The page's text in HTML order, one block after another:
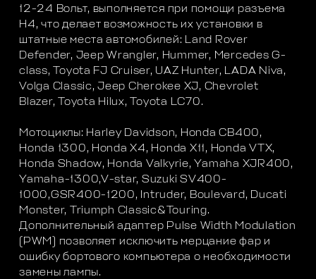
12-24 Вольт, выполняется при помощи разъема
H4, что делает возможность их установки в
штатные места автомобилей: Land Rover
Defender, Jeep Wrangler, Hummer, Mercedes G-
class, Toyota FJ Cruiser, UAZ Hunter, LADA Niva,
Volga Classic, Jeep Cherokee XJ, Chevrolet
Blazer, Toyota Hilux, Toyota LC70.
Мотоциклы: Harley Davidson, Honda CB400,
Honda 1300, Honda X4, Honda X11, Honda VTX,
Honda Shadow, Honda Valkyrie, Yamaha XJR400,
Yamaha-1300,V-star, Suzuki SV400-
1000,GSR400-1200, Intruder, Boulevard, Ducati
Monster, Triumph Classic&Touring.
Дополнительный адаптер Pulse Width Modulation
(PWM) позволяет исключить мерцание фар и
ошибку бортового компьютера о необходимости
замены лампы.